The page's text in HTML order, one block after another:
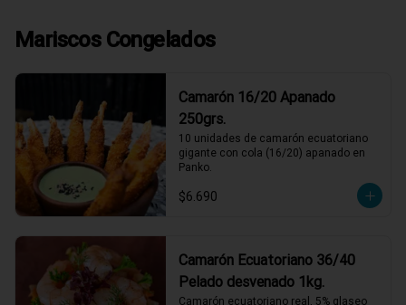
Mariscos Congelados
Camarón 16/20 Apanado
250grs.
10 unidades de camarón ecuatoriano
gigante con cola (16/20) apanado en
Panko.
$6.690
Camarón Ecuatoriano 36/40
Pelado desvenado 1kg.
Camarón ecuatoriano real, 5% glaseo